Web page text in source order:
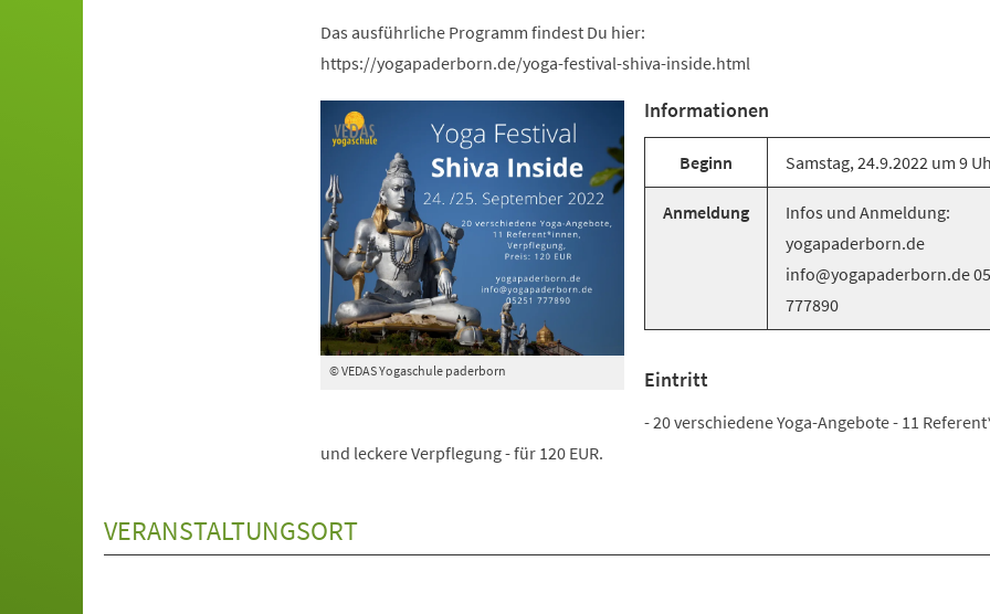
Das ausführliche Programm findest Du hier:
https://yogapaderborn.de/yoga-festival-shiva-inside.html
© VEDAS Yogaschule paderborn
Informationen
Beginn Samstag, 24.9.2022 um 9
Anmeldung
Infos und Anmeldung:
yogapaderborn.de
info@yogapaderborn.de
777890
Eintritt
- 20 verschiedene Yoga-Angebote - 11
und leckere Verpflegung - für 120 EUR.
VERANSTALTUNGSORT